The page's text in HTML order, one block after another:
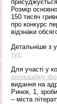
Розмір
150 тисяч
про конкурс
відзнаки
Детальніше з
тут.
Для участі у
аплікаційну
видання на
Ринок, 1,
– міста